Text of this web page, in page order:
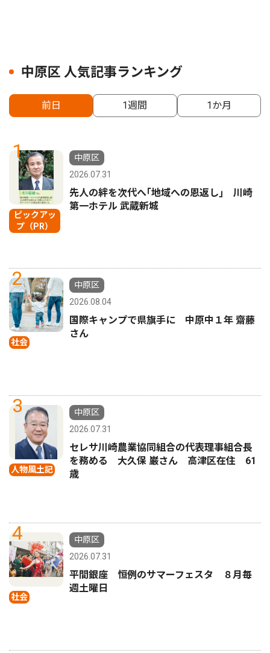
中原区 人気記事ランキング
前日 1週間 1か月
1
ピックアッ
プ（PR）
中原区
2026.07.31
先人の絆を次代へ｢地域への恩返し｣ 川崎
第一ホテル 武蔵新城
2
社会
中原区
2026.08.04
国際キャンプで県旗手に 中原中１年 齋藤
さん
3
人物風土記
中原区
2026.07.31
セレサ川崎農業協同組合の代表理事組合長
を務める 大久保 巌さん 高津区在住 61
歳
4
社会
中原区
2026.07.31
平間銀座 恒例のサマーフェスタ ８月毎
週土曜日